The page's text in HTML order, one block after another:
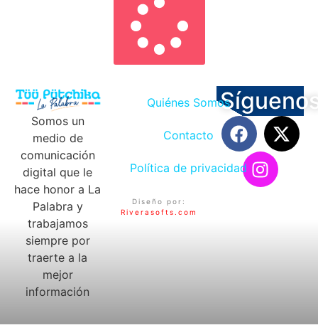
Somos un
medio de
comunicación
digital que le
hace honor a La
Palabra y
trabajamos
siempre por
traerte a la
mejor
información
Quiénes Somos
Contacto
Política de privacidad
Diseño por:
Riverasofts.com